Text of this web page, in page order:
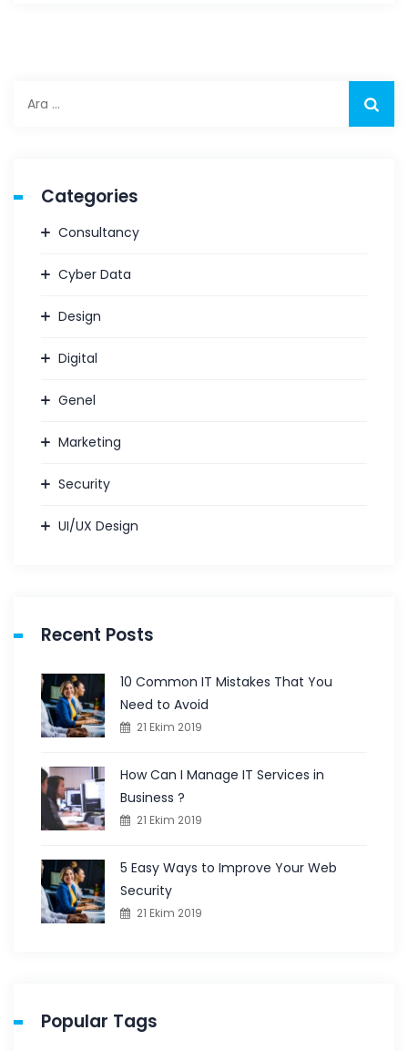
Categories
Consultancy
Cyber Data
Design
Digital
Genel
Marketing
Security
UI/UX Design
Recent Posts
10 Common IT Mistakes That You
Need to Avoid
21 Ekim 2019
How Can I Manage IT Services in
Business ?
21 Ekim 2019
5 Easy Ways to Improve Your Web
Security
21 Ekim 2019
Popular Tags